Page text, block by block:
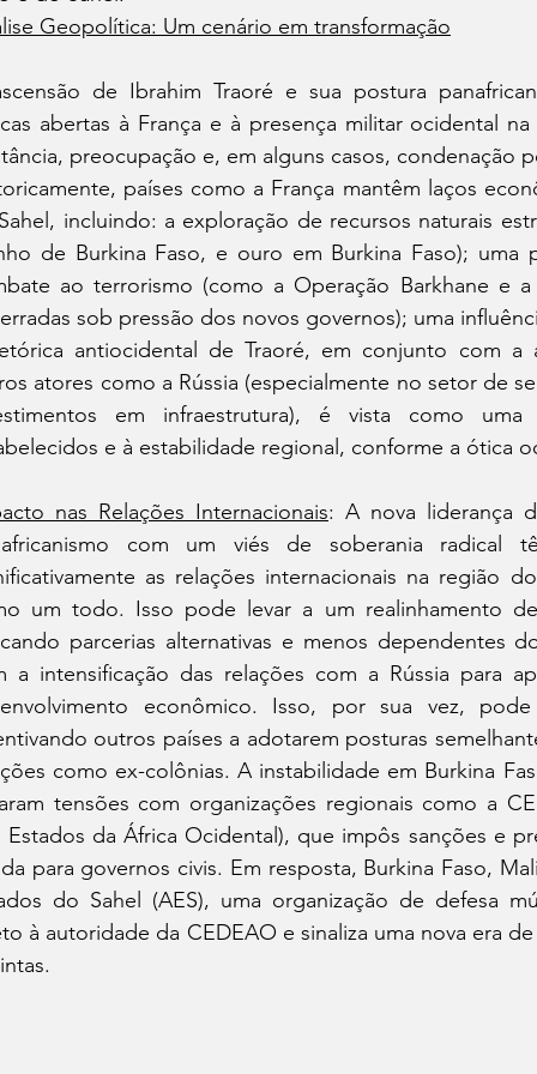
Geopolítica: Um cenário em transformação
de Ibrahim Traoré e sua postura
abertas à França e à presença militar ocidental
preocupação e, em alguns casos, condenação
países como a França mantêm laços
incluindo: a exploração de recursos naturais
de Burkina Faso, e ouro em Burkina Faso); uma
ao terrorismo (como a Operação Barkhane e a
sob pressão dos novos governos); uma
antiocidental de Traoré, em conjunto com a
atores como a Rússia (especialmente no setor de
em infraestrutura), é vista como uma
e à estabilidade regional, conforme a ótica
nas Relações Internacionais: A nova liderança
com um viés de soberania radical
as relações internacionais na região
um todo. Isso pode levar a um realinhamento
parcerias alternativas e menos dependentes
a intensificação das relações com a Rússia para
econômico. Isso, por sua vez,
outros países a adotarem posturas
como ex-colônias. A instabilidade em Burkina
tensões com organizações regionais como a
Estados da África Ocidental), que impôs sanções e
para governos civis. Em resposta, Burkina Faso,
do Sahel (AES), uma organização de defesa
à autoridade da CEDEAO e sinaliza uma nova era